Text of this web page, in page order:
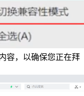
容，以确保您正在拜